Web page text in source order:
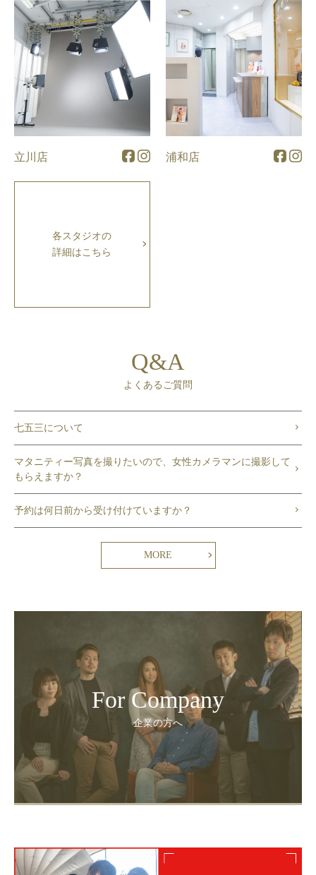
立川店 浦和店
各スタジオの
詳細はこちら
Q&A
よくあるご質問
七五三について
マタニティー写真を撮りたいので、女性カメラマンに撮影して
もらえますか？
予約は何日前から受け付けていますか？
MORE
For Company
企業の方へ